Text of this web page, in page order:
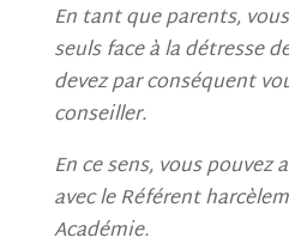
En tant que parents,
seuls face à la détresse
devez par conséquent
conseiller.
En ce sens, vous
avec le Référent
Académie.